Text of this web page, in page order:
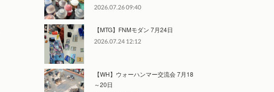
2026.07.26 09:40
【MTG】FNMモダン 7月24日
2026.07.24 12:12
【WH】ウォーハンマー交流会 7月18
～20日